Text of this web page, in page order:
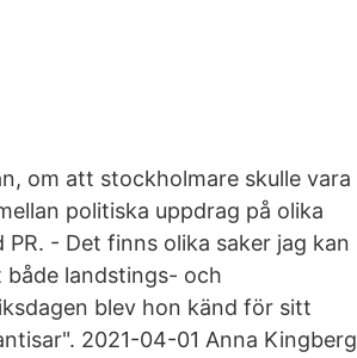
om att stockholmare skulle vara
politiska uppdrag på olika
- Det finns olika saker jag kan
landstings- och
blev hon känd för sitt
2021-04-01 Anna Kingberg